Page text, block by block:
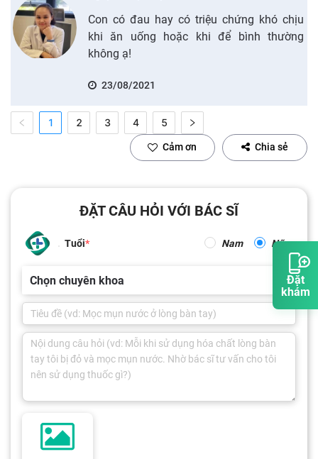
Đặt
khám
Con có đau hay có triệu chứng khó chịu
khi ăn uống hoặc khi để bình thường
không ạ!
23/08/2021
1 2 3 4 5
Cảm ơn Chia sẻ
ĐẶT CÂU HỎI VỚI BÁC SĨ
Tuổi Nam Nữ
Chọn chuyên khoa